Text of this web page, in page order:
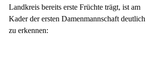
Landkreis bereits erste Früchte trägt, ist am
Kader der ersten Damenmannschaft deutlich
zu erkennen: